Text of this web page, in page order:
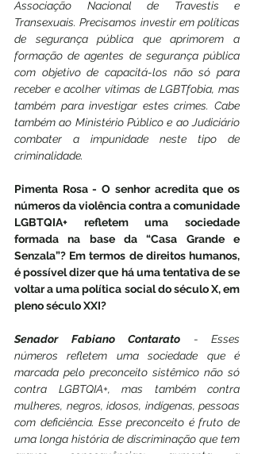
Associação Nacional de Travestis e
Transexuais. Precisamos investir em políticas
de segurança pública que aprimorem a
formação de agentes de segurança pública
com objetivo de capacitá-los não só para
receber e acolher vítimas de LGBTfobia, mas
também para investigar estes crimes. Cabe
também ao Ministério Público e ao Judiciário
combater a impunidade neste tipo de
criminalidade.
Pimenta Rosa - O senhor acredita que os
números da violência contra a comunidade
LGBTQIA+ refletem uma sociedade
formada na base da “Casa Grande e
Senzala”? Em termos de direitos humanos,
é possível dizer que há uma tentativa de se
voltar a uma política social do século X, em
pleno século XXI?
Senador Fabiano Contarato - Esses
números refletem uma sociedade que é
marcada pelo preconceito sistêmico não só
contra LGBTQIA+, mas também contra
mulheres, negros, idosos, indígenas, pessoas
com deficiência. Esse preconceito é fruto de
uma longa história de discriminação que tem